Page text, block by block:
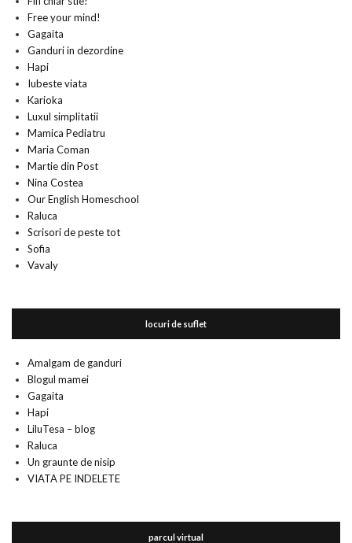
Free your mind!
Gagaita
Ganduri in dezordine
Hapi
Iubeste viata
Karioka
Luxul simplitatii
Mamica Pediatru
Maria Coman
Martie din Post
Nina Costea
Our English Homeschool
Raluca
Scrisori de peste tot
Sofia
Vavaly
locuri de suflet
Amalgam de ganduri
Blogul mamei
Gagaita
Hapi
LiluTesa – blog
Raluca
Un graunte de nisip
VIATA PE INDELETE
parcul virtual